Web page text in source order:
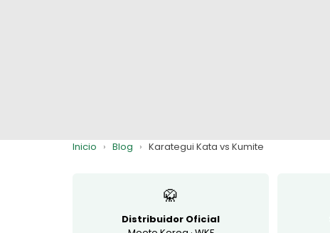
Inicio › Blog › Karategui Kata vs Kumite
🥋
Distribuidor Oficial